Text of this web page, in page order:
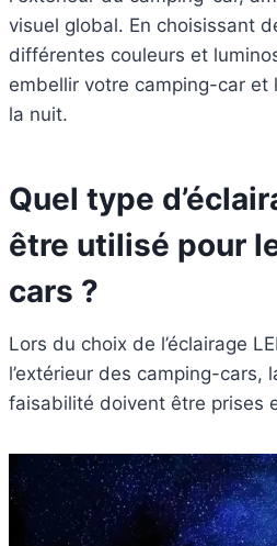
visuel global. En choisissant
différentes couleurs et
embellir votre camping-car
la nuit.
Quel type
être utilisé pour
cars ?
Lors du choix de l’éclairage
l’extérieur des camping-cars,
faisabilité doivent être prises